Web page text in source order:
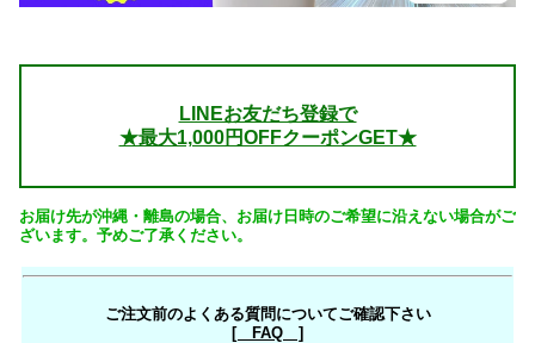
LINEお友だち登録で
★最大1,000円OFFクーポンGET★
お届け先が沖縄・離島の場合、お届け日時のご希望に沿えない場合がご
ざいます。予めご了承ください。
ご注文前のよくある質問についてご確認下さい
[ FAQ ]